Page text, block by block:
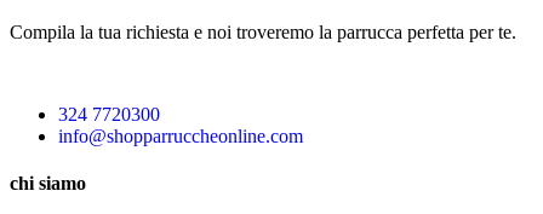
Compila la tua richiesta e noi troveremo la parrucca perfetta per te.
324 7720300
info@shopparruccheonline.com
chi siamo